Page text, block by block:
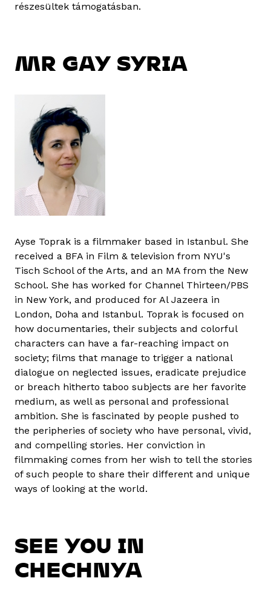
részesültek támogatásban.
MR GAY SYRIA
Ayse Toprak is a filmmaker based in Istanbul. She
received a BFA in Film & television from NYU's
Tisch School of the Arts, and an MA from the New
School. She has worked for Channel Thirteen/PBS
in New York, and produced for Al Jazeera in
London, Doha and Istanbul. Toprak is focused on
how documentaries, their subjects and colorful
characters can have a far-reaching impact on
society; films that manage to trigger a national
dialogue on neglected issues, eradicate prejudice
or breach hitherto taboo subjects are her favorite
medium, as well as personal and professional
ambition. She is fascinated by people pushed to
the peripheries of society who have personal, vivid,
and compelling stories. Her conviction in
filmmaking comes from her wish to tell the stories
of such people to share their different and unique
ways of looking at the world.
SEE YOU IN
CHECHNYA